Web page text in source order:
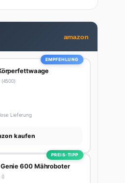
unter einen Hut
bekennende Kaffee-
Tag, Minimum), Podcast-
ihre Wochenenden am
oder auf dem nächsten
amazon
EMPFEHLUNG
(4500)
Lieferung
kaufen
PREIS-TIPP
600 Mähroboter
()